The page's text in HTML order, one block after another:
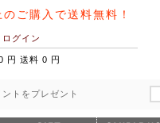
のご購入で送料無料！
ログイン
円 送料 0 円
トをプレゼント